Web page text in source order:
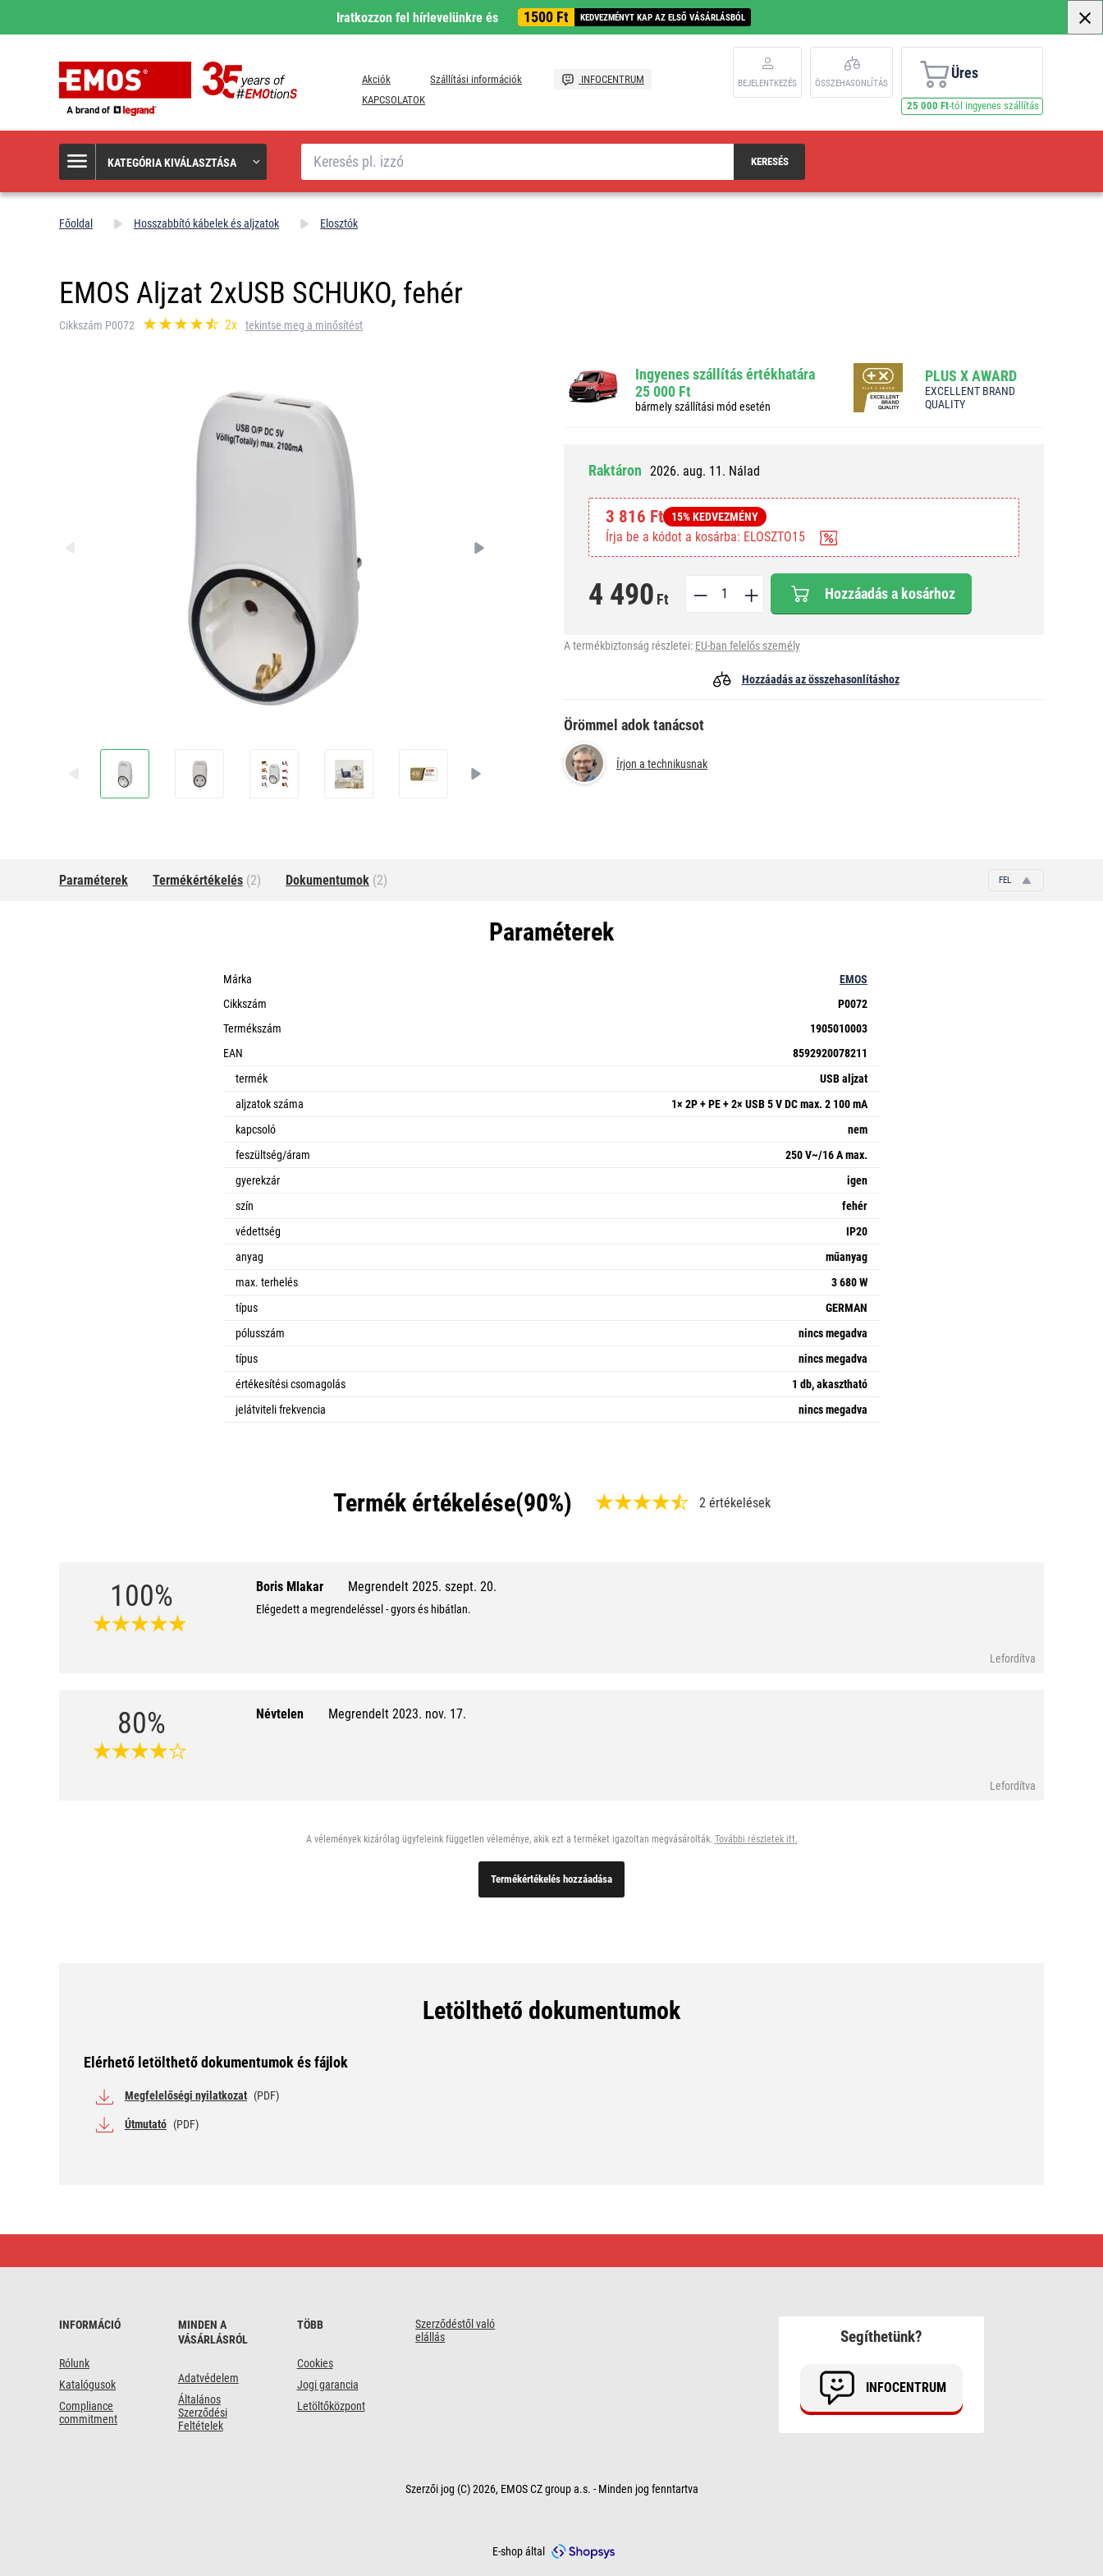
Iratkozzon fel hírlevelünkre és 1500 Ft KEDVEZMÉNYT KAP AZ ELSŐ VÁSÁRLÁSBÓL
Akciók Szállítási információk
INFOCENTRUM
KAPCSOLATOK
BEJELENTKEZÉS ÖSSZEHASONLÍTÁS
Üres
25 000 Ft-tól ingyenes szállítás
KATEGÓRIA KIVÁLASZTÁSA
Keresés
KERESÉS
Főoldal Hosszabbító kábelek és aljzatok Elosztók
EMOS Aljzat 2xUSB SCHUKO, fehér
Cikkszám P0072 2x tekintse meg a minősítést
Ingyenes szállítás értékhatára
25 000 Ft
bármely szállítási mód esetén
PLUS X AWARD
EXCELLENT BRAND
QUALITY
Raktáron 2026. aug. 11. Nálad
3 816 Ft 15% KEDVEZMÉNY
Írja be a kódot a kosárba: ELOSZTO15
4 490 Ft Hozzáadás a kosárhoz
A termékbiztonság részletei: EU-ban felelős személy
Hozzáadás az összehasonlításhoz
Örömmel adok tanácsot
Írjon a technikusnak
Paraméterek Termékértékelés (2) Dokumentumok (2) FEL
Paraméterek
Márka
EMOS
Cikkszám
P0072
Termékszám
1905010003
EAN
8592920078211
termék
USB aljzat
aljzatok száma
1× 2P + PE + 2× USB 5 V DC max. 2 100 mA
kapcsoló
nem
feszültség/áram
250 V~/16 A max.
gyerekzár
igen
szín
fehér
védettség
IP20
anyag
műanyag
max. terhelés
3 680 W
típus
GERMAN
pólusszám
nincs megadva
típus
nincs megadva
értékesítési csomagolás
1 db, akasztható
jelátviteli frekvencia
nincs megadva
Termék értékelése
,
%
1
(90%) 2 értékelések
100%
Lefordítva
Boris Mlakar Megrendelt 2025. szept. 20.
Elégedett a megrendeléssel - gyors és hibátlan.
80%
Lefordítva
Névtelen Megrendelt 2023. nov. 17.
A vélemények kizárólag ügyfeleink független véleménye, akik ezt a terméket igazoltan megvásárolták. További részletek itt.
Termékértékelés hozzáadása
Letölthető dokumentumok
Elérhető letölthető dokumentumok és fájlok
Megfelelőségi nyilatkozat (PDF)
Útmutató (PDF)
2xUSB
INFORMÁCIÓ
Rólunk
Katalógusok
Compliance
commitment
MINDEN A
VÁSÁRLÁSRÓL
Adatvédelem
Általános
Szerződési
Feltételek
TÖBB
Cookies
Jogi garancia
Letöltőközpont
Szerződéstől való
elállás
Segíthetünk?
INFOCENTRUM
Szerzői jog (C) 2026, EMOS CZ group a.s. - Minden jog fenntartva
E-shop által